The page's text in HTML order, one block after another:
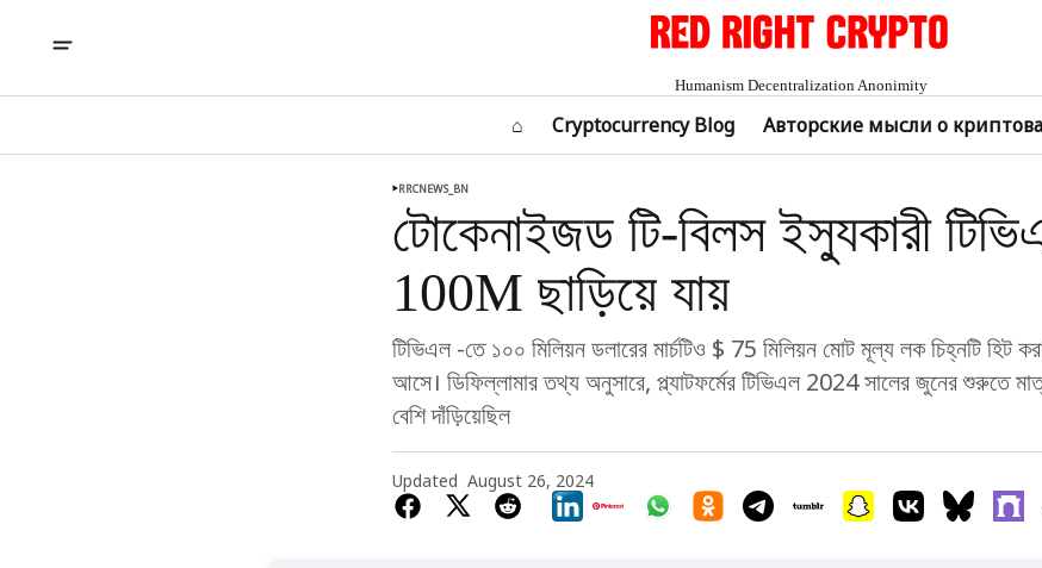
Humanism Decentralization Anonimity
⌂ Cryptocurrency Blog Авторские мысли о
RRCNEWS_BN
টোকেনাইজড টি-বিলস ইস্যুকারী
100M ছাড়িয়ে যায়
টিভিএল -তে ১০০ মিলিয়ন ডলারের মার্চটিও $ 75 মিলিয়ন মোট মূল্য লক চিহ্নটি হিট
আসে। ডিফিল্লামার তথ্য অনুসারে, প্ল্যাটফর্মের টিভিএল 2024 সালের জুনের শুরুতে
বেশি দাঁড়িয়েছিল
Updated August 26, 2024